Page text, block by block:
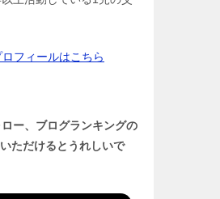
フィールはこちら
ロー、ブログランキングの
ただけるとうれしいで